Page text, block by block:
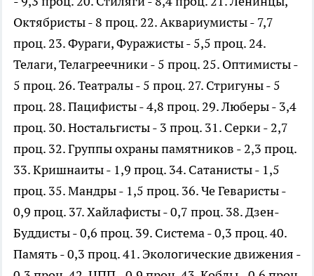
Октябристы - 8 проц. 22. Аквариумисты - 7,7
проц. 23. Фураги, Фуражисты - 5,5 проц. 24.
Телаги, Телагреечники - 5 проц. 25. Оптимисты -
5 проц. 26. Театралы - 5 проц. 27. Стригуны - 5
проц. 28. Пацифисты - 4,8 проц. 29. Люберы - 3,4
проц. 30. Ностальгисты - 3 проц. 31. Серки - 2,7
проц. 32. Группы охраны памятников - 2,3 проц.
33. Кришнаиты - 1,9 проц. 34. Сатанисты - 1,5
проц. 35. Мандры - 1,5 проц. 36. Че Геваристы -
0,9 проц. 37. Хайлафисты - 0,7 проц. 38. Дзен-
Буддисты - 0,6 проц. 39. Система - 0,3 проц. 40.
Память - 0,3 проц. 41. Экологические движения -